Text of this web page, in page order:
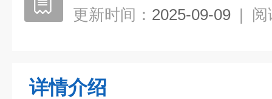
更新时间： 2025-09-09 | 阅
详情介绍